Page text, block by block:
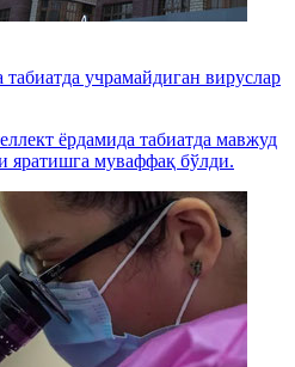
учрамайдиган вируслар
ёрдамида табиатда мавжуд
яратишга муваффақ бўлди.